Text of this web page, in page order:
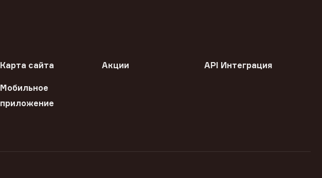
Карта сайта Акции API Интеграция
Мобильное
приложение